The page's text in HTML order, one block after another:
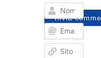
Nome
Email*
Sito